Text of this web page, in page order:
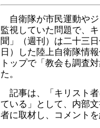
自衛隊が市民運動や
監視していた問題で、
聞」（週刊）は二十三
日）した陸上自衛隊情
トップで「教会も調査
た。
記事は、「キリスト
ている」として、内部
者に取材し、コメント